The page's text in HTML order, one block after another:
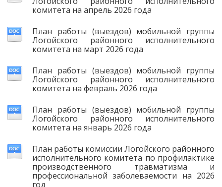
комитета на апрель 2026 года
План работы (выездов) мобильной группы
Логойского районного исполнительного
комитета на март 2026 года
План работы (выездов) мобильной группы
Логойского районного исполнительного
комитета на февраль 2026 года
План работы (выездов) мобильной группы
Логойского районного исполнительного
комитета на январь 2026 года
План работы комиссии Логойского районного
исполнительного комитета по профилактике
производственного травматизма и
профессиональной заболеваемости на 2026
год